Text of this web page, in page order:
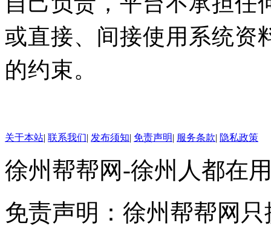
或直接、间接使用系统资
的约束。
关于本站| 联系我们| 发布须知| 免责声明| 服务条款| 隐私政策
徐州帮帮网-徐州人都在
免责声明：徐州帮帮网